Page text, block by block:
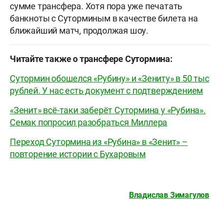
сумме трансфера. Хотя пора уже печатать
банкноты с Суторминым в качестве билета на
ближайший матч, продолжая шоу.
Читайте также о трансфере Сутормина:
Сутормин обошелся «Рубину» и «Зениту» в 50 тыс
рублей. У нас есть документ с подтверждением
«Зенит» всё-таки заберёт Сутормина у «Рубина».
Семак попросил разобраться Миллера
Переход Сутормина из «Рубина» в «Зенит» –
повторение истории с Бухаровым
Владислав Зимагулов